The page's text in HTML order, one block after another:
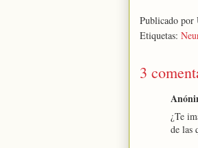
Publicado por
Etiquetas:
3
¿Te
de las